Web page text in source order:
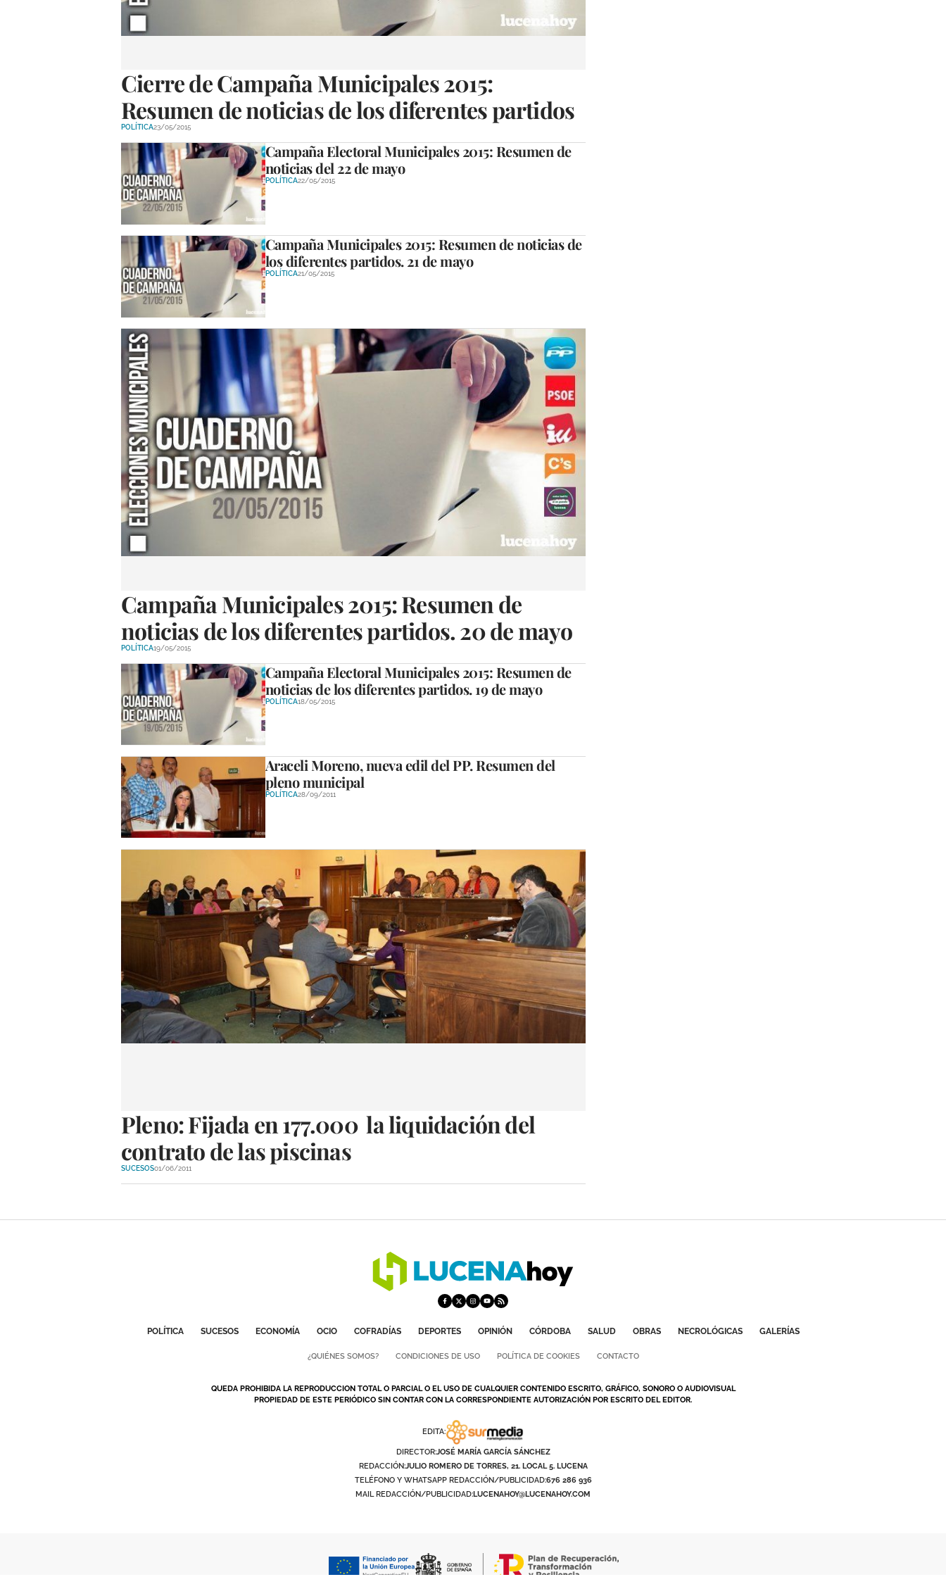
Cierre de Campaña Municipales 2015:
Resumen de noticias de los diferentes partidos
POLÍTICA23/05/2015
Campaña Electoral Municipales 2015: Resumen de
noticias del 22 de mayo
POLÍTICA22/05/2015
Campaña Municipales 2015: Resumen de noticias de
los diferentes partidos. 21 de mayo
POLÍTICA21/05/2015
Campaña Municipales 2015: Resumen de
noticias de los diferentes partidos. 20 de mayo
POLÍTICA19/05/2015
Campaña Electoral Municipales 2015: Resumen de
noticias de los diferentes partidos. 19 de mayo
POLÍTICA18/05/2015
Araceli Moreno, nueva edil del PP. Resumen del
pleno municipal
POLÍTICA28/09/2011
Pleno: Fijada en 177.000  la liquidación del
contrato de las piscinas
SUCESOS01/06/2011
POLÍTICA SUCESOS ECONOMÍA OCIO COFRADÍAS DEPORTES OPINIÓN CÓRDOBA SALUD OBRAS NECROLÓGICAS GALERÍAS
¿QUIÉNES SOMOS? CONDICIONES DE USO POLÍTICA DE COOKIES CONTACTO
QUEDA PROHIBIDA LA REPRODUCCION TOTAL O PARCIAL O EL USO DE CUALQUIER CONTENIDO ESCRITO, GRÁFICO, SONORO O AUDIOVISUAL
PROPIEDAD DE ESTE PERIÓDICO SIN CONTAR CON LA CORRESPONDIENTE AUTORIZACIÓN POR ESCRITO DEL EDITOR.
EDITA:
DIRECTOR:JOSÉ MARÍA GARCÍA SÁNCHEZ
REDACCIÓN:JULIO ROMERO DE TORRES, 21. LOCAL 5. LUCENA
TELÉFONO Y WHATSAPP REDACCIÓN/PUBLICIDAD:676 286 936
MAIL REDACCIÓN/PUBLICIDAD:LUCENAHOY@LUCENAHOY.COM